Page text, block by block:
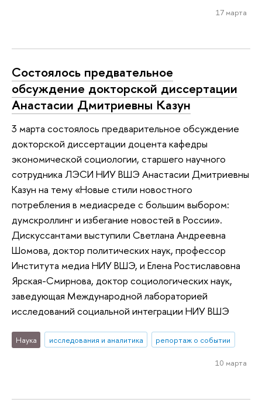
17 марта
Состоялось предвательное
обсуждение докторской диссертации
Анастасии Дмитриевны Казун
3 марта состоялось предварительное обсуждение
докторской диссертации доцента кафедры
экономической социологии, старшего научного
сотрудника ЛЭСИ НИУ ВШЭ Анастасии Дмитриевны
Казун на тему «Новые стили новостного
потребления в медиасреде с большим выбором:
думскроллинг и избегание новостей в России».
Дискуссантами выступили Светлана Андреевна
Шомова, доктор политических наук, профессор
Института медиа НИУ ВШЭ, и Елена Ростиславовна
Ярская-Смирнова, доктор социологических наук,
заведующая Международной лабораторией
исследований социальной интеграции НИУ ВШЭ
Наука исследования и аналитика репортаж о событии
10 марта